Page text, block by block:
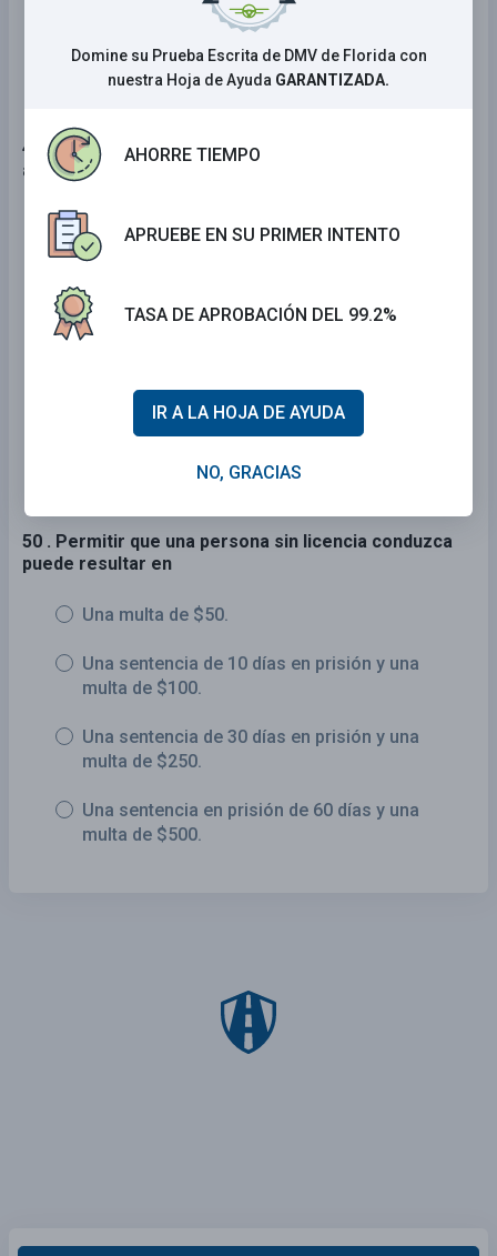
Usted puede seguir al vehículo delante de
usted sin volverse a detener.
49 . ¿Qué indican las señales de carril con una X
amarilla?
La señal está a punto de cambiar a una flecha
verde.
La señal está a punto de cambiar a una X roja.
Los conductores pueden conducir
Los conductores pueden conducir lentamente
en este carril.
50 . Permitir que una persona sin licencia conduzca
puede resultar en
Una multa de $50.
Una sentencia de 10 días en prisión y una
multa de $100.
Una sentencia de 30 días en prisión y una
multa de $250.
Una sentencia en prisión de 60 días y una
multa de $500.
Domine su Prueba Escrita de DMV de Florida con
nuestra Hoja de Ayuda GARANTIZADA.
AHORRE TIEMPO
APRUEBE EN SU PRIMER INTENTO
TASA DE APROBACIÓN DEL 99.2%
IR A LA HOJA DE AYUDA
NO, GRACIAS